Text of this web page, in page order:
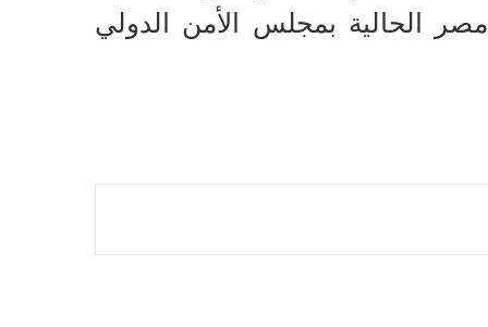
الحالية بمجلس الأمن الدولي